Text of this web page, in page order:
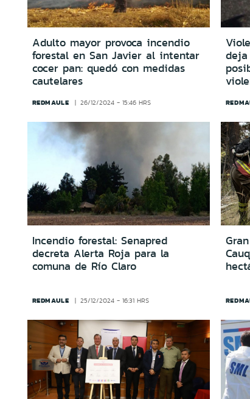
Adulto mayor provoca incendio
forestal en San Javier al intentar
cocer pan: quedó con medidas
cautelares
REDMAULE 26/12/2024 - 15:46 HRS
Incendio forestal: Senapred
decreta Alerta Roja para la
comuna de Río Claro
REDMAULE 25/12/2024 - 16:31 HRS